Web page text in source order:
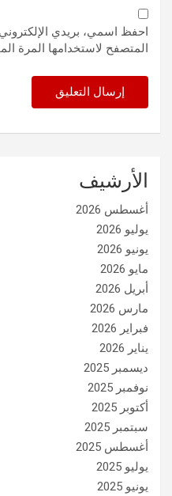
احفظ اسمي، بريدي
المتصفح لاستخدامها المرة
الأرشيف
أغسطس 2026
يوليو 2026
يونيو 2026
مايو 2026
أبريل 2026
مارس 2026
فبراير 2026
يناير 2026
ديسمبر 2025
نوفمبر 2025
أكتوبر 2025
سبتمبر 2025
أغسطس 2025
يوليو 2025
يونيو 2025